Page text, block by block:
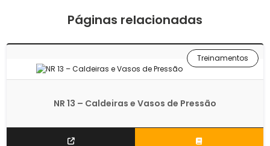
Páginas relacionadas
NR 13 – Caldeiras e Vasos de Pressão
Treinamentos